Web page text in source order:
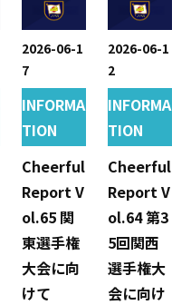
2026-06-1
7
INFORMA
TION
Cheerful
Report V
ol.65 関
東選手権
大会に向
けて
2026-06-1
2
INFORMA
TION
Cheerful
Report V
ol.64 第3
5回関西
選手権大
会に向け